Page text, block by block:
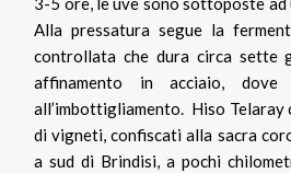
Alla pressatura segue la
controllata che dura circa sette
affinamento in acciaio,
all’imbottigliamento. Hiso
di vigneti, confiscati alla sacra
a sud di Brindisi, a pochi